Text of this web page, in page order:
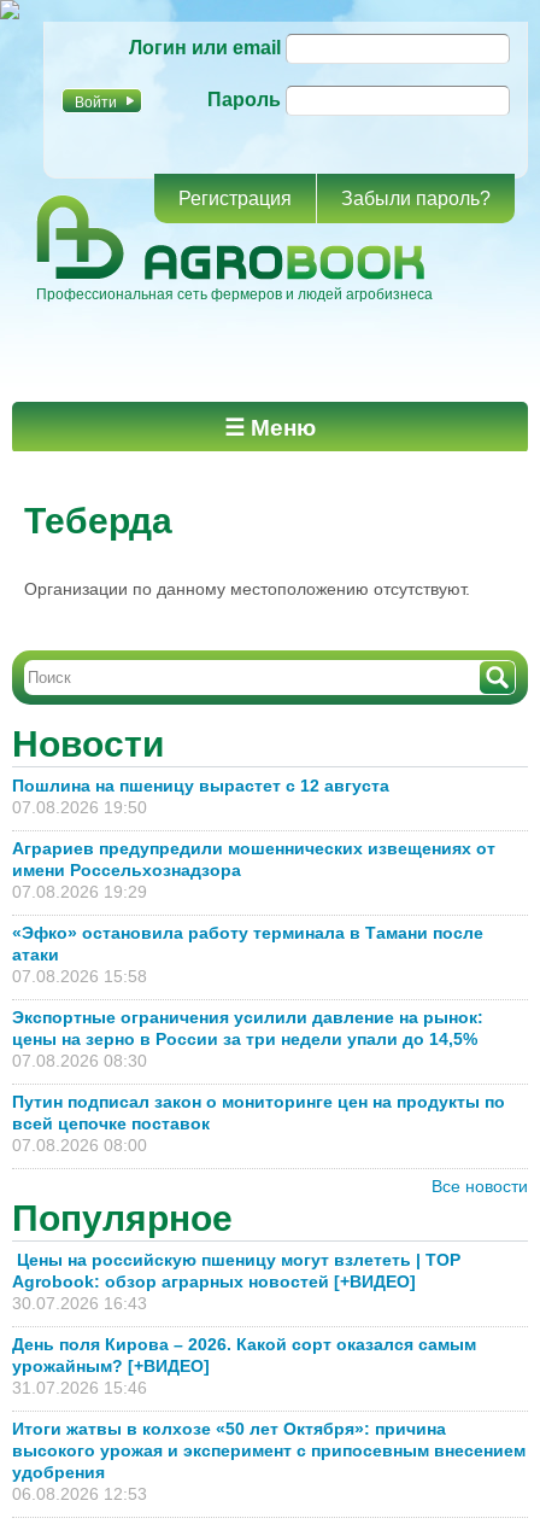
основному
Логин или email
Пароль
Регистрация Забыли пароль?
Профессиональная сеть фермеров и людей агробизнеса
Главное меню ☰ Меню
Теберда
Организации по данному местоположению отсутствуют.
Новости
Пошлина на пшеницу вырастет с 12 августа
07.08.2026 19:50
Аграриев предупредили мошеннических извещениях от
имени Россельхознадзора
07.08.2026 19:29
«Эфко» остановила работу терминала в Тамани после
атаки
07.08.2026 15:58
Экспортные ограничения усилили давление на рынок:
цены на зерно в России за три недели упали до 14,5%
07.08.2026 08:30
Путин подписал закон о мониторинге цен на продукты по
всей цепочке поставок
07.08.2026 08:00
Все новости
Популярное
Цены на российскую пшеницу могут взлететь | TOP
Agrobook: обзор аграрных новостей [+ВИДЕО]
30.07.2026 16:43
День поля Кирова – 2026. Какой сорт оказался самым
урожайным? [+ВИДЕО]
31.07.2026 15:46
Итоги жатвы в колхозе «50 лет Октября»: причина
высокого урожая и эксперимент с припосевным внесением
удобрения
06.08.2026 12:53